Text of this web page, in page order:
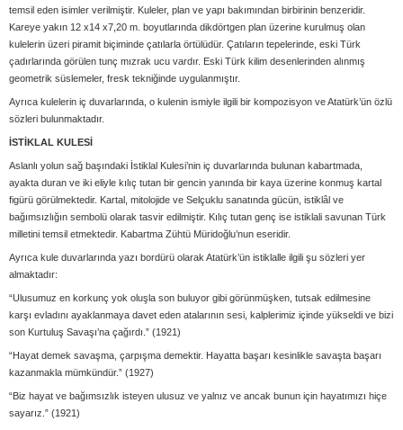
temsil eden isimler verilmiştir. Kuleler, plan ve yapı bakımından birbirinin benzeridir.
Kareye yakın 12 x14 x7,20 m. boyutlarında dikdörtgen plan üzerine kurulmuş olan
kulelerin üzeri piramit biçiminde çatılarla örtülüdür. Çatıların tepelerinde, eski Türk
çadırlarında görülen tunç mızrak ucu vardır. Eski Türk kilim desenlerinden alınmış
geometrik süslemeler, fresk tekniğinde uygulanmıştır.
Ayrıca kulelerin iç duvarlarında, o kulenin ismiyle ilgili bir kompozisyon ve Atatürk’ün özlü
sözleri bulunmaktadır.
İSTİKLAL KULESİ
Aslanlı yolun sağ başındaki İstiklal Kulesi’nin iç duvarlarında bulunan kabartmada,
ayakta duran ve iki eliyle kılıç tutan bir gencin yanında bir kaya üzerine konmuş kartal
figürü görülmektedir. Kartal, mitolojide ve Selçuklu sanatında gücün, istiklâl ve
bağımsızlığın sembolü olarak tasvir edilmiştir. Kılıç tutan genç ise istiklali savunan Türk
milletini temsil etmektedir. Kabartma Zühtü Müridoğlu’nun eseridir.
Ayrıca kule duvarlarında yazı bordürü olarak Atatürk’ün istiklalle ilgili şu sözleri yer
almaktadır:
“Ulusumuz en korkunç yok oluşla son buluyor gibi görünmüşken, tutsak edilmesine
karşı evladını ayaklanmaya davet eden atalarının sesi, kalplerimiz içinde yükseldi ve bizi
son Kurtuluş Savaşı’na çağırdı.” (1921)
“Hayat demek savaşma, çarpışma demektir. Hayatta başarı kesinlikle savaşta başarı
kazanmakla mümkündür.” (1927)
“Biz hayat ve bağımsızlık isteyen ulusuz ve yalnız ve ancak bunun için hayatımızı hiçe
sayarız.” (1921)